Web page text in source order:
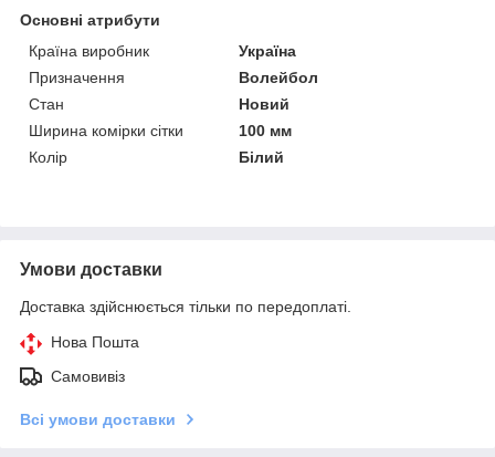
Основні атрибути
Країна виробник
Україна
Призначення
Волейбол
Стан
Новий
Ширина комірки сітки
100 мм
Колір
Білий
Умови доставки
Доставка здійснюється тільки по передоплаті.
Нова Пошта
Самовивіз
Всі умови доставки